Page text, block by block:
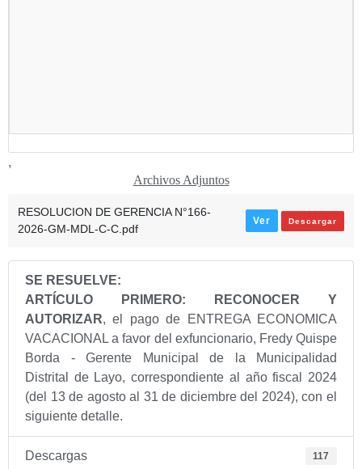
,
Archivos Adjuntos
RESOLUCION DE GERENCIA N°166-
2026-GM-MDL-C-C.pdf
Ver Descargar
SE RESUELVE:
ARTÍCULO PRIMERO: RECONOCER Y
AUTORIZAR, el pago de ENTREGA ECONOMICA
VACACIONAL a favor del exfuncionario, Fredy Quispe
Borda - Gerente Municipal de la Municipalidad
Distrital de Layo, correspondiente al año fiscal 2024
(del 13 de agosto al 31 de diciembre del 2024), con el
siguiente detalle.
Descargas 117